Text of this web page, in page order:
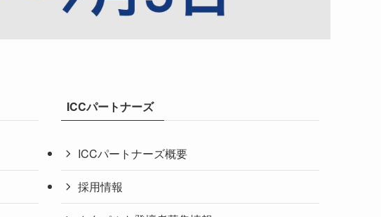
ICCパートナーズ
ICCパートナーズ概要
採用情報